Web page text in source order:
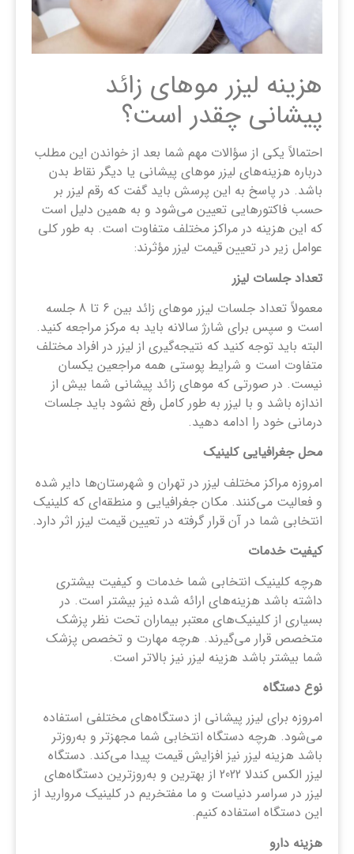
هزینه لیزر موهای زائد
پیشانی چقدر است؟
احتمالاً یکی از سؤالات مهم شما بعد از خواندن این مطلب
درباره هزینه‌های لیزر موهای پیشانی یا دیگر نقاط بدن
باشد. در پاسخ به این پرسش باید گفت که رقم لیزر بر
حسب فاکتورهایی تعیین می‌شود و به همین دلیل است
که این هزینه در مراکز مختلف متفاوت است. به طور کلی
عوامل زیر در تعیین قیمت لیزر مؤثرند:
تعداد جلسات لیزر
معمولاً تعداد جلسات لیزر موهای زائد بین 6 تا 8 جلسه
است و سپس برای شارژ سالانه باید به مرکز مراجعه کنید.
البته باید توجه کنید که نتیجه‌گیری از لیزر در افراد مختلف
متفاوت است و شرایط پوستی همه مراجعین یکسان
نیست. در صورتی که موهای زائد پیشانی شما بیش از
اندازه باشد و با لیزر به طور کامل رفع نشود باید جلسات
درمانی خود را ادامه دهید.
محل جغرافیایی کلینیک
امروزه مراکز مختلف لیزر در تهران و شهرستان‌ها دایر شده
و فعالیت می‌کنند. مکان جغرافیایی و منطقه‌ای که کلینیک
انتخابی شما در آن قرار گرفته در تعیین قیمت لیزر اثر دارد.
کیفیت خدمات
هرچه کلینیک انتخابی شما خدمات و کیفیت بیشتری
داشته باشد هزینه‌های ارائه شده نیز بیشتر است. در
بسیاری از کلینیک‌های معتبر بیماران تحت نظر پزشک
متخصص قرار می‌گیرند. هرچه مهارت و تخصص پزشک
شما بیشتر باشد هزینه لیزر نیز بالاتر است.
نوع دستگاه
امروزه برای لیزر پیشانی از دستگاه‌های مختلفی استفاده
می‌شود. هرچه دستگاه انتخابی شما مجهزتر و به‌روزتر
باشد هزینه لیزر نیز افزایش قیمت پیدا می‌کند. دستگاه
لیزر الکس کندلا 2022 از بهترین و به‌روزترین دستگاه‌های
لیزر در سراسر دنیاست و ما مفتخریم در کلینیک مروارید از
این دستگاه استفاده کنیم.
هزینه دارو